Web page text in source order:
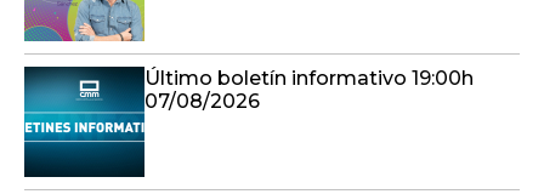
Último boletín informativo 19:00h
07/08/2026